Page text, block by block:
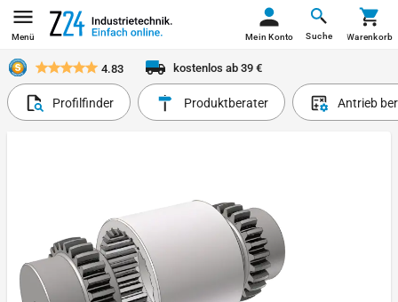
Menü Suche
Mein Konto Warenkorb
4.83 kostenlos ab 39 €
Profilfinder Produktberater Antrieb